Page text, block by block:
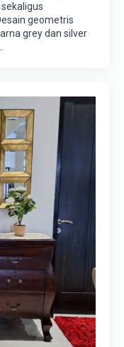
geometris
grey dan silver